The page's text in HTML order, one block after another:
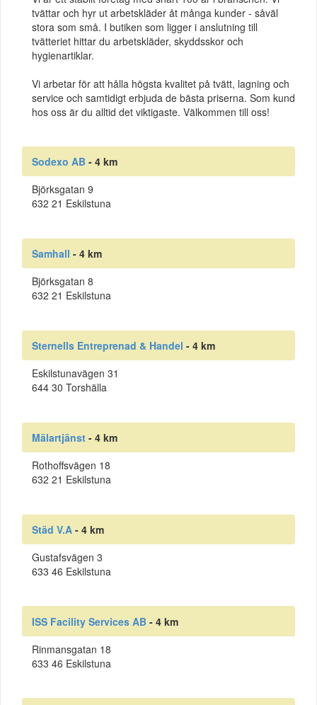
tvättar och hyr ut arbetskläder åt många kunder - såväl
stora som små. I butiken som ligger i anslutning till
tvätteriet hittar du arbetskläder, skyddsskor och
hygienartiklar.
Vi arbetar för att hålla högsta kvalitet på tvätt, lagning och
service och samtidigt erbjuda de bästa priserna. Som kund
hos oss är du alltid det viktigaste. Välkommen till oss!
Sodexo AB - 4 km
Björksgatan 9
632 21 Eskilstuna
Samhall - 4 km
Björksgatan 8
632 21 Eskilstuna
Sternells Entreprenad & Handel - 4 km
Eskilstunavägen 31
644 30 Torshälla
Mälartjänst - 4 km
Rothoffsvägen 18
632 21 Eskilstuna
Städ V.A - 4 km
Gustafsvägen 3
633 46 Eskilstuna
ISS Facility Services AB - 4 km
Rinmansgatan 18
633 46 Eskilstuna